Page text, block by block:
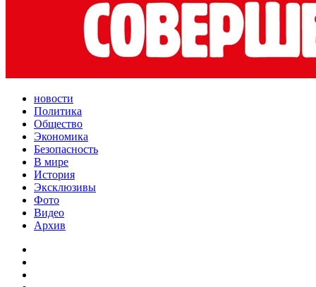
новости
Политика
Общество
Экономика
Безопасность
В мире
История
Эксклюзивы
Фото
Видео
Архив